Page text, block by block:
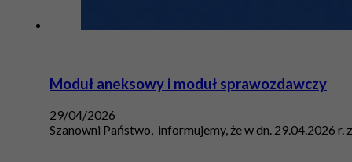
Moduł aneksowy i moduł sprawozdawczy
29/04/2026
Szanowni Państwo, informujemy, że w dn. 29.04.2026